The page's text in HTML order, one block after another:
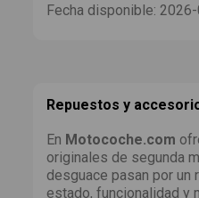
Fecha disponible:
Repuestos y
En Motocoche.com
originales de segunda
desguace pasan por
estado, funcionalidad y